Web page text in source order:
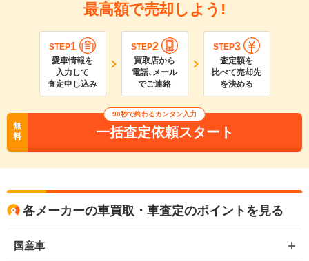
最高額で売却しよう!
STEP1
愛車情報を
入力して
査定申し込み
STEP2
買取店から
電話､メール
でご連絡
STEP3
査定額を
比べて売却先
を決める
無
料
90秒で終わるカンタン入力
一括査定依頼スタート
各メーカーの車買取・車査定のポイントを見る
国産車